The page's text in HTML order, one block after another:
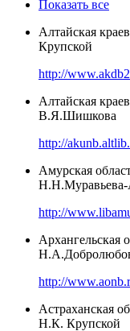
Показать все
Алтайская
Крупской
http://
Алтайская
В.Я.Шишкова
http://
Амурская
Н.Н.Муравьева-
http://
Архангельская
http://
Астраханская
Н.К. Крупской